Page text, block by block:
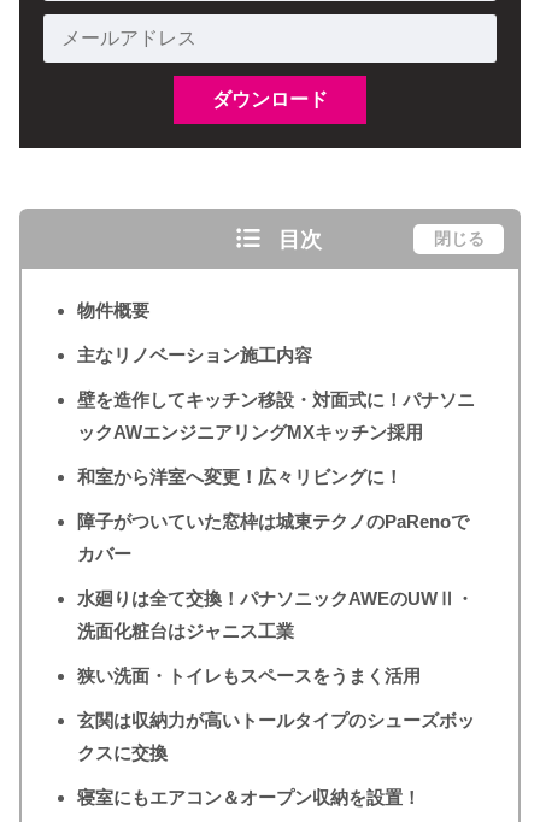
目次 閉じる
物件概要
主なリノベーション施工内容
壁を造作してキッチン移設・対面式に！パナソニ
ックAWエンジニアリングMXキッチン採用
和室から洋室へ変更！広々リビングに！
障子がついていた窓枠は城東テクノのPaRenoで
カバー
水廻りは全て交換！パナソニックAWEのUWⅡ・
洗面化粧台はジャニス工業
狭い洗面・トイレもスペースをうまく活用
玄関は収納力が高いトールタイプのシューズボッ
クスに交換
寝室にもエアコン＆オープン収納を設置！